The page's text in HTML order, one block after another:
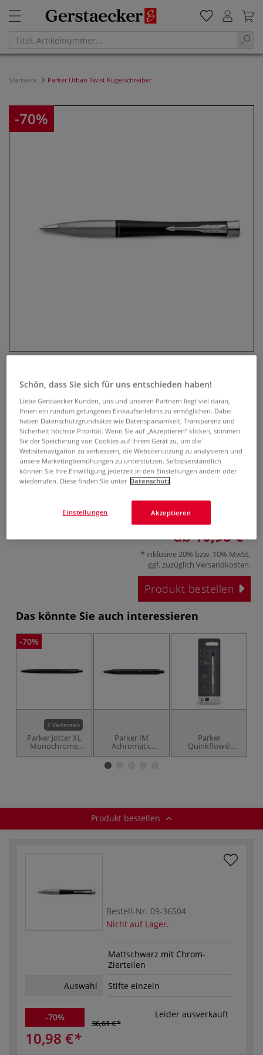
Startseite Parker Urban Twist Kugelschreiber
-70%
Parker Urban Twist
Kugelschreiber
0 Bewertungen
Der Parker Urban Twist Kugelschreiber kombiniert
dynamisches Design mit ergonomischer Handhabung.
Perfekt für stilbewusste Schüler und Berufstätige!
ab10,98 €
inklusive 20% bzw. 10% MwSt,
ggf. zuzüglich Versandkosten.
Produkt bestellen
Das könnte Sie auch interessieren
-70%
2 Varianten
Parker Jotter XL
Monochrome
Kugelschreiber
Parker IM
Achromatic
Kugelschreiber
Parker
Quinkflow®
Kugelschreiber-
Produkt bestellen
Bestell-Nr. 09-36504
Nicht auf Lager.
Mattschwarz mit Chrom-
Zierteilen
Auswahl
Stifte einzeln
-70%
36,61 €
10,98 €
Leider ausverkauft
Schön, dass Sie sich für uns entschieden haben!
Liebe Gerstaecker Kunden, uns und unseren Partnern liegt viel daran,
Ihnen ein rundum gelungenes Einkaufserlebnis zu ermöglichen. Dabei
haben Datenschutzgrundsätze wie Datensparsamkeit, Transparenz und
Sicherheit höchste Priorität. Wenn Sie auf „Akzeptieren“ klicken, stimmen
Sie der Speicherung von Cookies auf Ihrem Gerät zu, um die
Websitenavigation zu verbessern, die Websitenutzung zu analysieren und
unsere Marketingbemühungen zu unterstützen. Selbstverständlich
können Sie Ihre Einwilligung jederzeit in den Einstellungen ändern oder
wiederrufen. Diese finden Sie unter Datenschutz
Akzeptieren
Einstellungen